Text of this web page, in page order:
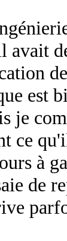
avait
est
je
ce
à
de